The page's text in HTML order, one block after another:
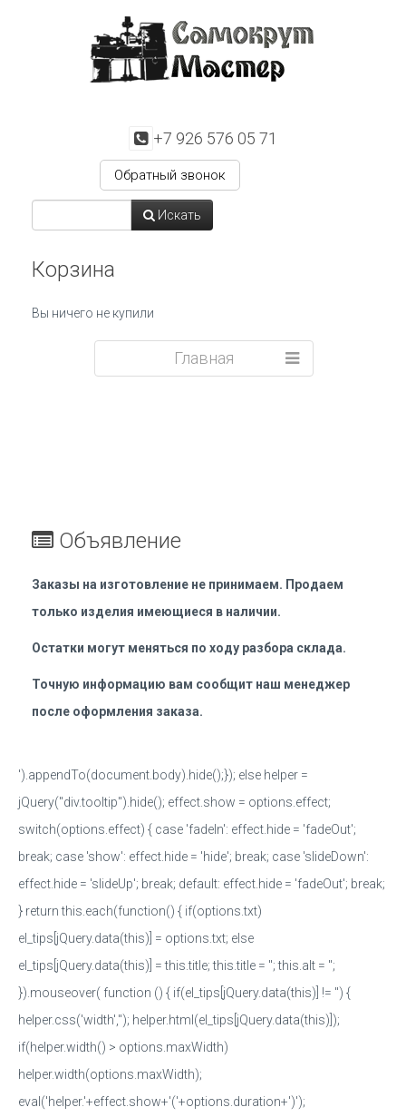
+7 926 576 05 71
Обратный звонок
Искать
Корзина
Вы ничего не купили
Главная
Объявление
Заказы на изготовление не принимаем. Продаем
только изделия имеющиеся в наличии.
Остатки могут меняться по ходу разбора склада.
Точную информацию вам сообщит наш менеджер
после оформления заказа.
').appendTo(document.body).hide();}); else helper =
jQuery("div.tooltip").hide(); effect.show = options.effect;
switch(options.effect) { case 'fadeIn': effect.hide = 'fadeOut';
break; case 'show': effect.hide = 'hide'; break; case 'slideDown':
effect.hide = 'slideUp'; break; default: effect.hide = 'fadeOut'; break;
} return this.each(function() { if(options.txt)
el_tips[jQuery.data(this)] = options.txt; else
el_tips[jQuery.data(this)] = this.title; this.title = ''; this.alt = '';
}).mouseover( function () { if(el_tips[jQuery.data(this)] != '') {
helper.css('width',''); helper.html(el_tips[jQuery.data(this)]);
if(helper.width() > options.maxWidth)
helper.width(options.maxWidth);
eval('helper.'+effect.show+'('+options.duration+')');